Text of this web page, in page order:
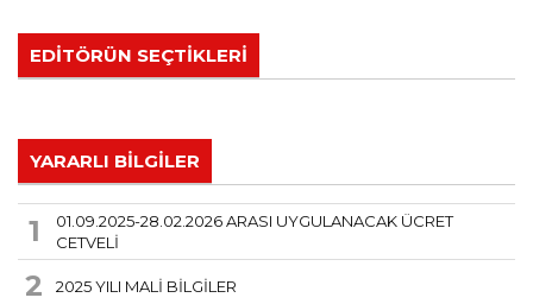
EDİTÖRÜN SEÇTİKLERİ
YARARLI BİLGİLER
1
01.09.2025-28.02.2026 ARASI UYGULANACAK ÜCRET
CETVELİ
2 2025 YILI MALİ BİLGİLER